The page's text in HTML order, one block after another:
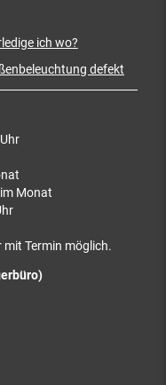
Monat
Termin möglich.
ich wo?
defekt